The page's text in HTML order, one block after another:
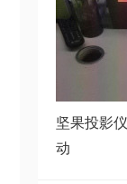
件下载安
坚果
新
坚果投影
动